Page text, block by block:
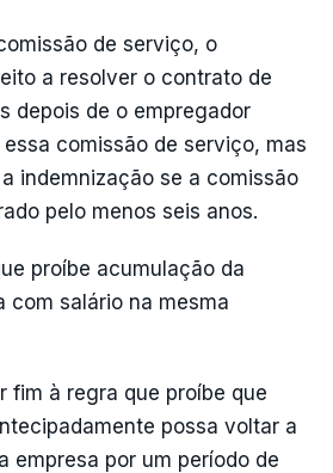
de serviço, o
a resolver o contrato de
depois de o empregador
comissão de serviço, mas
indemnização se a comissão
pelo menos seis anos.
proíbe acumulação da
com salário na mesma
fim à regra que proíbe que
possa voltar a
empresa por um período de